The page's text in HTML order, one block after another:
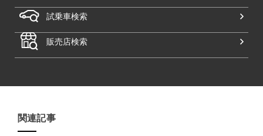
試乗車検索
販売店検索
関連記事​